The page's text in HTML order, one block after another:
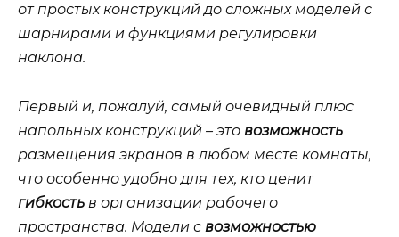
от простых конструкций до сложных моделей с
шарнирами и функциями регулировки
наклона.
Первый и, пожалуй, самый очевидный плюс
напольных конструкций – это возможность
размещения экранов в любом месте комнаты,
что особенно удобно для тех, кто ценит
гибкость в организации рабочего
пространства. Модели с возможностью